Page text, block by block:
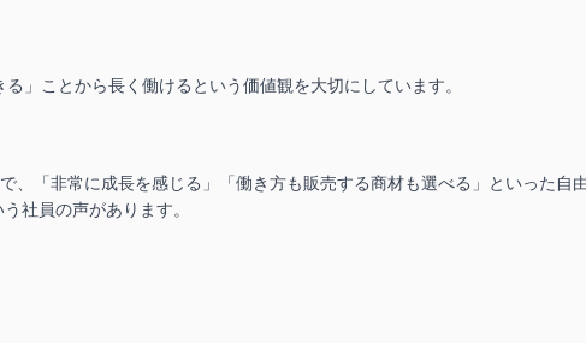
」ことから長く働けるという価値観を大切にしています。
、「非常に成長を感じる」「働き方も販売する商材も選べる」といった自
社員の声があります。